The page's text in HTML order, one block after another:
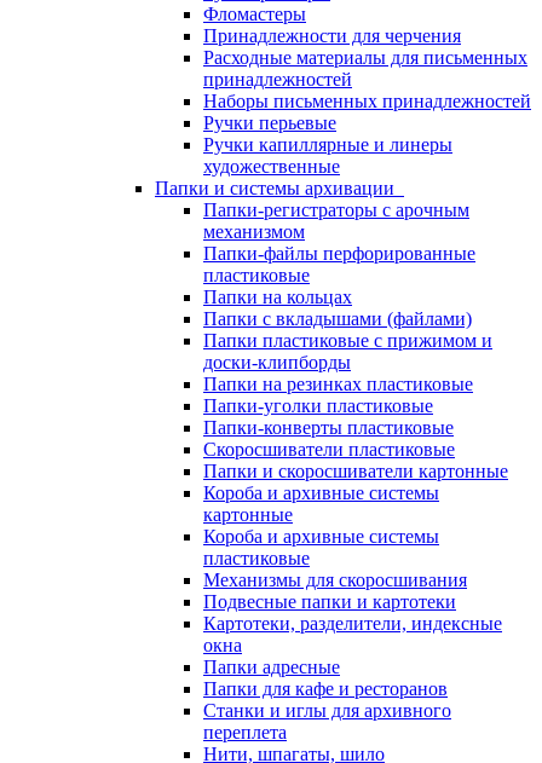
Фломастеры
Принадлежности для черчения
Расходные материалы для письменных
принадлежностей
Наборы письменных принадлежностей
Ручки перьевые
Ручки капиллярные и линеры
художественные
Папки и системы архивации
Папки-регистраторы с арочным
механизмом
Папки-файлы перфорированные
пластиковые
Папки на кольцах
Папки с вкладышами (файлами)
Папки пластиковые с прижимом и
доски-клипборды
Папки на резинках пластиковые
Папки-уголки пластиковые
Папки-конверты пластиковые
Скоросшиватели пластиковые
Папки и скоросшиватели картонные
Короба и архивные системы
картонные
Короба и архивные системы
пластиковые
Механизмы для скоросшивания
Подвесные папки и картотеки
Картотеки, разделители, индексные
окна
Папки адресные
Папки для кафе и ресторанов
Станки и иглы для архивного
переплета
Нити, шпагаты, шило